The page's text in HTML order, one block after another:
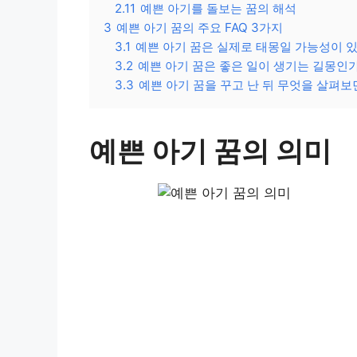
2.11 예쁜 아기를 돌보는 꿈의 해석
3 예쁜 아기 꿈의 주요 FAQ 3가지
3.1 예쁜 아기 꿈은 실제로 태몽일 가능성이
3.2 예쁜 아기 꿈은 좋은 일이 생기는 길몽인
3.3 예쁜 아기 꿈을 꾸고 난 뒤 무엇을 살펴보
예쁜 아기 꿈의 의미